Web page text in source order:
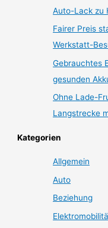
Auto-Lack zu
Fairer Preis
Werkstatt-
Gebrauchtes
gesunden
Ohne Lade-
Langstrecke
Kategorien
Allgemein
Auto
Beziehung